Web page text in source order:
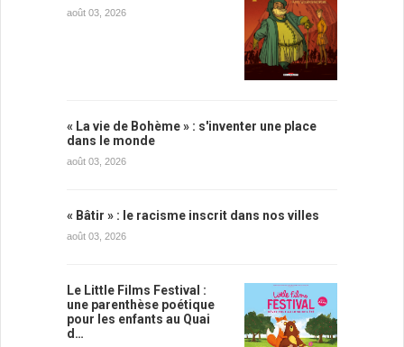
août 03, 2026
« La vie de Bohème » : s'inventer une place
dans le monde
août 03, 2026
« Bâtir » : le racisme inscrit dans nos villes
août 03, 2026
Le Little Films Festival :
une parenthèse poétique
pour les enfants au Quai
d…